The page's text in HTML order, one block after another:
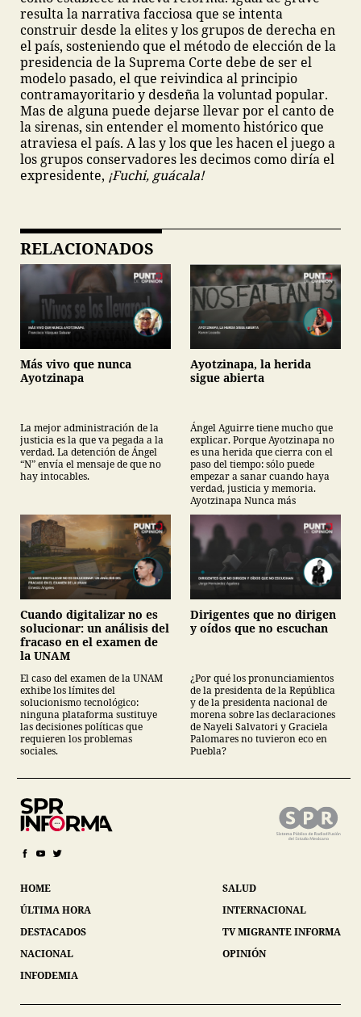
resulta la narrativa facciosa que se intenta
construir desde la elites y los grupos de derecha en
el país, sosteniendo que el método de elección de la
presidencia de la Suprema Corte debe de ser el
modelo pasado, el que reivindica al principio
contramayoritario y desdeña la voluntad popular.
Mas de alguna puede dejarse llevar por el canto de
la sirenas, sin entender el momento histórico que
atraviesa el país. A las y los que les hacen el juego a
los grupos conservadores les decimos como diría el
expresidente, ¡Fuchi, guácala!
RELACIONADOS
Más vivo que nunca
Ayotzinapa
La mejor administración de la
justicia es la que va pegada a la
verdad. La detención de Ángel
“N” envía el mensaje de que no
hay intocables.
Ayotzinapa, la herida
sigue abierta
Ángel Aguirre tiene mucho que
explicar. Porque Ayotzinapa no
es una herida que cierra con el
paso del tiempo: sólo puede
empezar a sanar cuando haya
verdad, justicia y memoria.
Ayotzinapa Nunca más
Cuando digitalizar no es
solucionar: un análisis del
fracaso en el examen de
la UNAM
El caso del examen de la UNAM
exhibe los límites del
solucionismo tecnológico:
ninguna plataforma sustituye
las decisiones políticas que
requieren los problemas
sociales.
Dirigentes que no dirigen
y oídos que no escuchan
¿Por qué los pronunciamientos
de la presidenta de la República
y de la presidenta nacional de
morena sobre las declaraciones
de Nayeli Salvatori y Graciela
Palomares no tuvieron eco en
Puebla?
HOME
ÚLTIMA HORA
DESTACADOS
NACIONAL
INFODEMIA
SALUD
INTERNACIONAL
TV MIGRANTE INFORMA
OPINIÓN